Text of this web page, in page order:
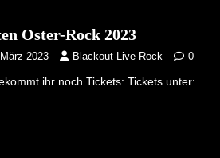
Oster-Rock 2023
2023 Blackout-Live-Rock 0
ihr noch Tickets: Tickets unter: